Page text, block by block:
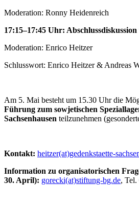
Moderation: Ronny Heidenreich
17:15–17:45 Uhr:
Moderation: Enrico Heitzer
Schlusswort: Enrico Heitzer & Andreas
Am 5. Mai besteht um 15.30 Uhr die
Führung zum sowjetischen
Sachsenhausen teilzunehmen
Kontakt: heitzer(at)gedenkstaette-
Information zu organisatorischen
30. April): gorecki(at)stiftung-bg.de, Tel.